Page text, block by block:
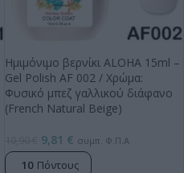
Ημιμόνιμο βερνίκι ALOHA 15ml –
Gel Polish AF 002 / Χρώμα:
Φυσικό μπεζ γαλλικού διάφανο
(French Natural Beige)
9,81 € συμπ. Φ.Π.Α
10 Πόντους